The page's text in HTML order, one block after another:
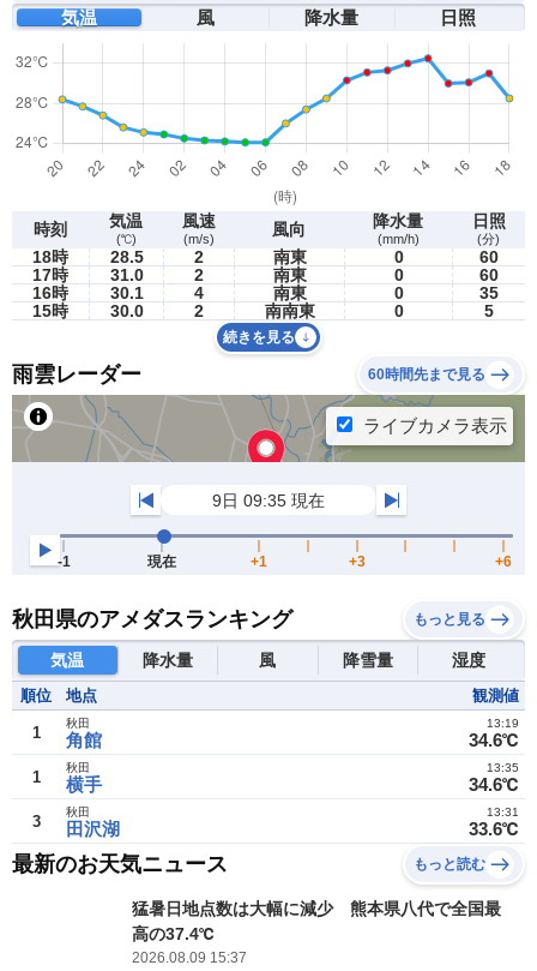
気温 風 降水量 日照
時刻 気温
(℃)
風速
(m/s) 風向 降水量
(mm/h)
日照
(分)
18時 28.5 2 南東 0
60
17時
31.0 2 南東 0
60
16時
30.1 4 南東 0
35
15時
30.0 2 南南東 0 5
続きを見る
雨雲レーダー 60時間先まで見る
秋田県のアメダスランキング もっと見る
気温 降水量 風 降雪量 湿度
順位 地点 観測値
1 角館
秋田
34.6℃
13:19
1 横手
秋田
34.6℃
13:35
3 田沢湖
秋田
33.6℃
13:31
最新のお天気ニュース もっと読む
猛暑日地点数は大幅に減少 熊本県八代で全国最
高の37.4℃
2026.08.09 15:37